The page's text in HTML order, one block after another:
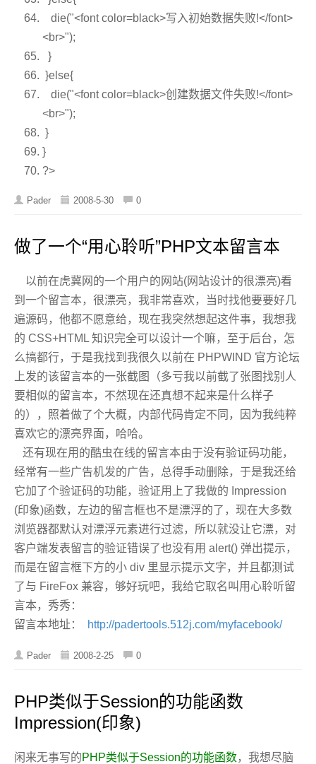
die("<font color=black>写入初始数据失败!</font>
<br>");
}
}else{
die("<font color=black>创建数据文件失败!</font>
<br>");
}
}
?>
Pader 2008-5-30 0
做了一个“用心聆听”PHP文本留言本
以前在虎冀网的一个用户的网站(网站设计的很漂亮)看
到一个留言本，很漂亮，我非常喜欢，当时找他要要好几
遍源码，他都不愿意给，现在我突然想起这件事，我想我
的 CSS+HTML 知识完全可以设计一个嘛，至于后台，怎
么搞都行，于是我找到我很久以前在 PHPWIND 官方论坛
上发的该留言本的一张截图（多亏我以前截了张图找别人
要相似的留言本，不然现在还真想不起来是什么样子
的），照着做了个大概，内部代码肯定不同，因为我纯粹
喜欢它的漂亮界面，哈哈。
还有现在用的酷虫在线的留言本由于没有验证码功能，
经常有一些广告机发的广告，总得手动删除，于是我还给
它加了个验证码的功能，验证用上了我做的 Impression
(印象)函数，左边的留言框也不是漂浮的了，现在大多数
浏览器都默认对漂浮元素进行过滤，所以就没让它漂，对
客户端发表留言的验证错误了也没有用 alert() 弹出提示，
而是在留言框下方的小 div 里显示提示文字，并且都测试
了与 FireFox 兼容，够好玩吧，我给它取名叫用心聆听留
言本，秀秀：
留言本地址：
http://padertools.512j.com/myfacebook/
Pader 2008-2-25 0
PHP类似于Session的功能函数
Impression(印象)
闲来无事写的PHP类似于Session的功能函数，我想尽脑